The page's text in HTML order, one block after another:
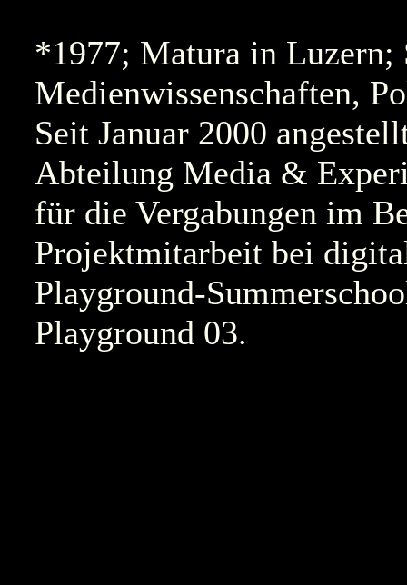
*1977; Matura in Luzern;
Medienwissenschaften,
Seit Januar 2000
Abteilung Media &
für die Vergabungen im
Projektmitarbeit bei
Playground-
Playground 03.